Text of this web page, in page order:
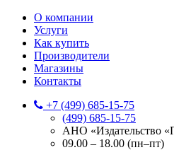
О компании
Услуги
Как купить
Производители
Магазины
Контакты
+7 (499) 685-15-75
(499) 685-15-75
АНО «Издательство
09.00 – 18.00 (пн–пт)